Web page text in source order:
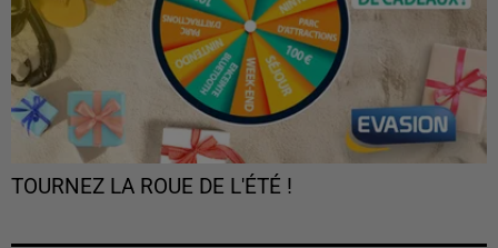
TOURNEZ LA ROUE DE L'ÉTÉ !